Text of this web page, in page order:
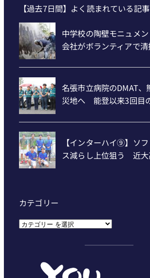
【過去7日間】よく読まれている記事
カテゴリー
カ